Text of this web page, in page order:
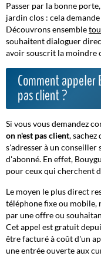
Passer par la bonne
jardin clos : cela
Découvrons ensemble
souhaitent dialoguer
avoir souscrit la moindre
Comment appeler
pas client ?
Si vous vous demandez
on n'est pas client,
s'adresser à un conseiller
d'abonné. En effet,
pour ceux qui cherchent
Le moyen le plus direct
téléphone fixe ou mobile,
par une offre ou
Cet appel est gratuit
être facturé à coût d'un
une entrée ouverte aux